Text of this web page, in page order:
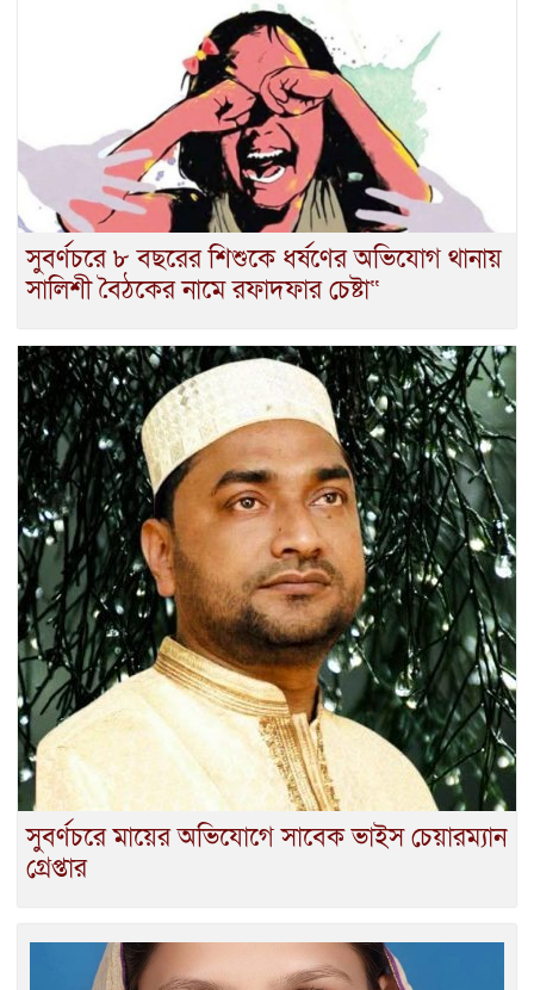
সুবর্ণচরে ৮ বছরের শিশুকে ধর্ষণের অভিযোগ থানায়
সালিশী বৈঠকের নামে রফাদফার চেষ্টা“
সুবর্ণচরে মায়ের অভিযোগে সাবেক ভাইস চেয়ারম্যান
গ্রেপ্তার